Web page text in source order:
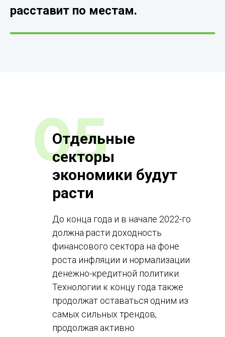
расставит по местам.
Отдельные
секторы
экономики будут
расти
До конца года и в начале 2022-го
должна расти доходность
финансового сектора на фоне
роста инфляции и нормализации
денежно-кредитной политики.
Технологии к концу года также
продолжат оставаться одним из
самых сильных трендов,
продолжая активно
05